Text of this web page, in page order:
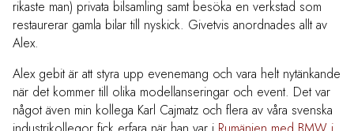
rikaste man) privata bilsamling samt besöka en verkstad som
restaurerar gamla bilar till nyskick. Givetvis anordnades allt av
Alex.
Alex gebit är att styra upp evenemang och vara helt nytänkande
när det kommer till olika modellanseringar och event. Det var
något även min kollega Karl Cajmatz och flera av våra svenska